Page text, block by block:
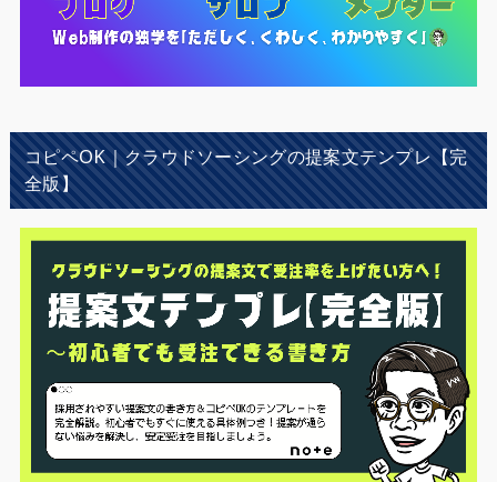
コピペOK｜クラウドソーシングの提案文テンプレ【完
全版】